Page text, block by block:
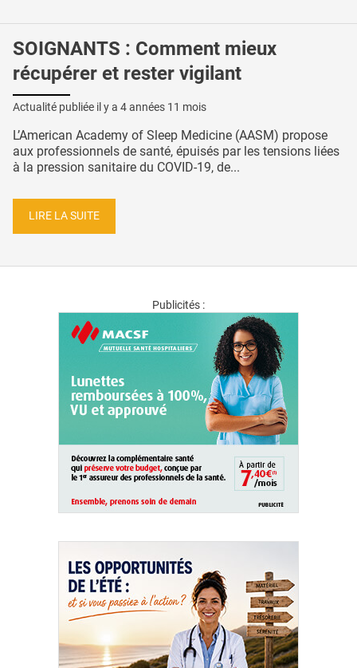
SOIGNANTS : Comment mieux
récupérer et rester vigilant
Actualité publiée il y a 4 années 11 mois
L’American Academy of Sleep Medicine (AASM) propose
aux professionnels de santé, épuisés par les tensions liées
à la pression sanitaire du COVID-19, de...
LIRE LA SUITE
Publicités :